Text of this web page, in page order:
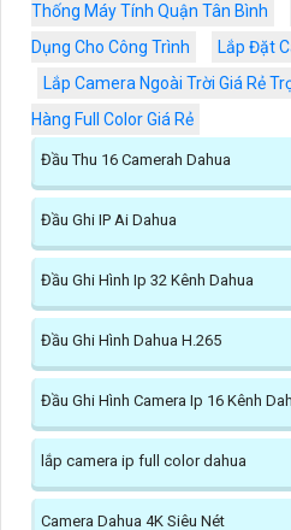
Thống Máy Tính Quận Tân Bình
Dụng Cho Công Trình
Lắp Đặt
Lắp Camera Ngoài Trời Giá Rẻ
Hàng Full Color Giá Rẻ
Đầu Thu 16 Camerah Dahua
Đầu Ghi IP Ai Dahua
Đầu Ghi Hình Ip 32 Kênh Dahua
Đầu Ghi Hình Dahua H.265
Đầu Ghi Hình Camera Ip 16 Kênh
lắp camera ip full color dahua
Camera Dahua 4K Siêu Nét